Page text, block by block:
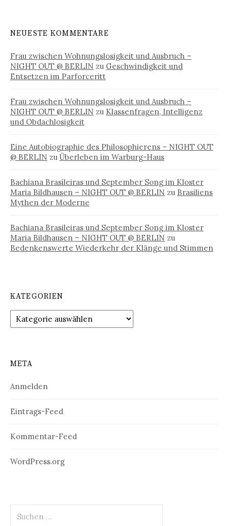
NEUESTE KOMMENTARE
Frau zwischen Wohnungslosigkeit und Ausbruch –
NIGHT OUT @ BERLIN zu Geschwindigkeit und
Entsetzen im Parforceritt
Frau zwischen Wohnungslosigkeit und Ausbruch –
NIGHT OUT @ BERLIN zu Klassenfragen, Intelligenz
und Obdachlosigkeit
Eine Autobiographie des Philosophierens – NIGHT OUT
@ BERLIN zu Überleben im Warburg-Haus
Bachiana Brasileiras und September Song im Kloster
Maria Bildhausen – NIGHT OUT @ BERLIN zu Brasiliens
Mythen der Moderne
Bachiana Brasileiras und September Song im Kloster
Maria Bildhausen – NIGHT OUT @ BERLIN zu
Bedenkenswerte Wiederkehr der Klänge und Stimmen
KATEGORIEN
Kategorien
META
Anmelden
Eintrags-Feed
Kommentar-Feed
WordPress.org
nach: